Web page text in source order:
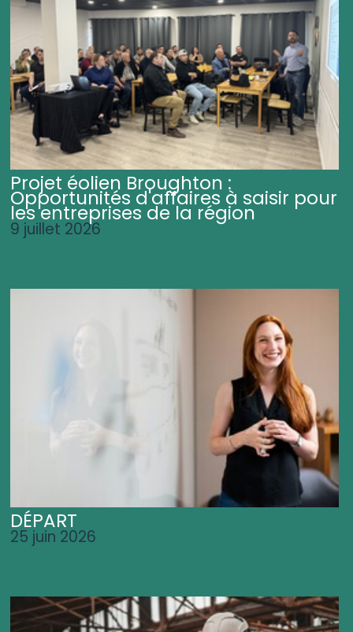
Projet éolien Broughton :
Opportunités d'affaires à saisir pour
les entreprises de la région
9 juillet 2026
DÉPART
25 juin 2026